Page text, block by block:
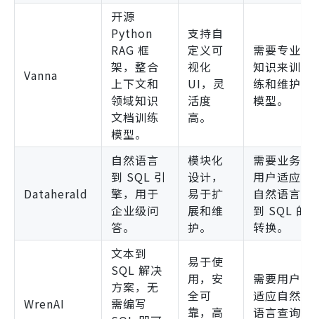
Vanna
开源
Python
RAG 框
架，整合
上下文和
领域知识
文档训练
模型。
支持自
定义可
视化
UI，灵
活度
高。
需要专业
知识来训
练和维护
模型。
Dataherald
自然语言
到 SQL 引
擎，用于
企业级问
答。
模块化
设计，
易于扩
展和维
护。
需要业务
用户适应
自然语言
到 SQL 的
转换。
WrenAI
文本到
SQL 解决
方案，无
需编写
易于使
用，安
全可
靠，高
需要用户
适应自然
语言查询